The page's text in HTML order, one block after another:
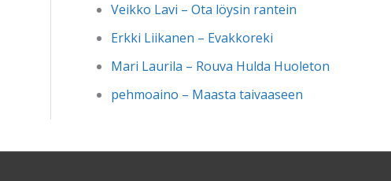
Veikko Lavi – Ota löysin rantein
Erkki Liikanen – Evakkoreki
Mari Laurila – Rouva Hulda Huoleton
pehmoaino – Maasta taivaaseen